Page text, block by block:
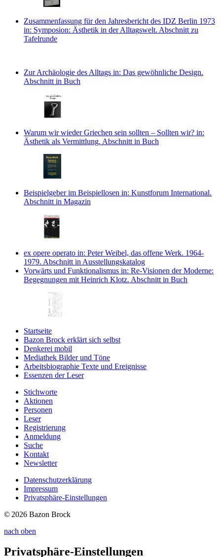
Zusammenfassung für den Jahresbericht des IDZ Berlin 1973
in: Symposion: Ästhetik in der Alltagswelt. Abschnitt zu
Tafelrunde
Zur Archäologie des Alltags in: Das gewöhnliche Design.
Abschnitt in Buch
Warum wir wieder Griechen sein sollten – Sollten wir? in:
Ästhetik als Vermittlung. Abschnitt in Buch
Beispielgeber im Beispiellosen in: Kunstforum International.
Abschnitt in Magazin
ex opere operato in: Peter Weibel, das offene Werk. 1964-
1979. Abschnitt in Ausstellungskatalog
Vorwärts und Funktionalismus in: Re-Visionen der Moderne:
Begegnungen mit Heinrich Klotz. Abschnitt in Buch
Startseite
Bazon Brock erklärt sich selbst
Denkerei mobil
Mediathek Bilder und Töne
Arbeitsbiographie Texte und Ereignisse
Essenzen der Leser
Stichworte
Aktionen
Personen
Leser
Registrierung
Anmeldung
Suche
Kontakt
Newsletter
Datenschutzerklärung
Impressum
Privatsphäre-Einstellungen
© 2026 Bazon Brock
nach oben
Privatsphäre-Einstellungen